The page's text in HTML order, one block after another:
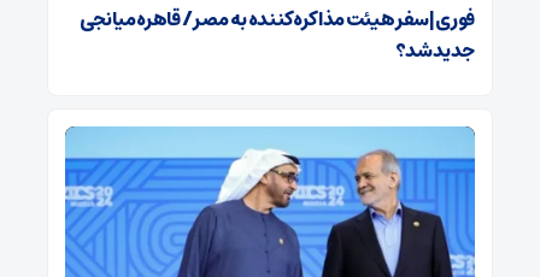
فوری | سفر هیئت مذاکره‌کننده به مصر / قاهره میانجی
جدید شد؟